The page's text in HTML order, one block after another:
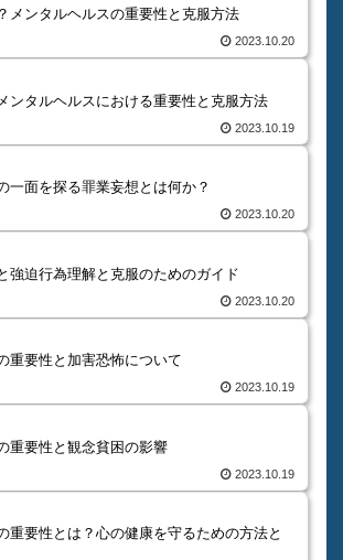
メンタルヘルスの重要性と克服方法
2023.10.20
ンタルヘルスにおける重要性と克服方法
2023.10.19
一面を探る罪業妄想とは何か？
2023.10.20
強迫行為理解と克服のためのガイド
2023.10.20
重要性と加害恐怖について
2023.10.19
重要性と観念貧困の影響
2023.10.19
重要性とは？心の健康を守るための方法と